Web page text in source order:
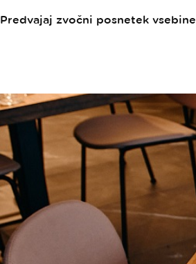
Predvajaj zvočni posnetek vsebine